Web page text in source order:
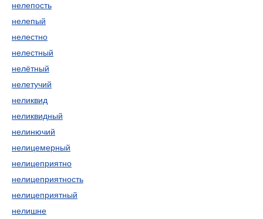
нелепость
нелепый
нелестно
нелестный
нелётный
нелетучий
неликвид
неликвидный
нелинючий
нелицемерный
нелицеприятно
нелицеприятность
нелицеприятный
нелишне